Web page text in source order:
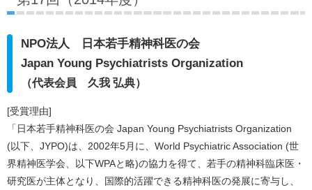
NPO法人 日本若手精神科医の会
Japan Young Psychiatrists Organization
（代表会員 久我 弘典）
[受賞理由]
「日本若手精神科医の会 Japan Young Psychiatrists Organization
(以下、JYPO)は、2002年5月に、World Psychiatric Association (世
界精神医学会、以下WPAと略)の協力を得て、若手の精神科臨床医・
研究医が主体となり、国際的活躍できる精神科医の発展に寄与し、